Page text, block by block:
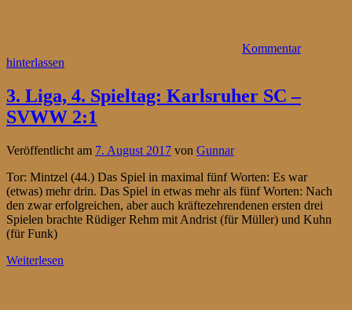
Kommentar
hinterlassen
3. Liga, 4. Spieltag: Karlsruher SC –
SVWW 2:1
Veröffentlicht am 7. August 2017 von Gunnar
Tor: Mintzel (44.) Das Spiel in maximal fünf Worten: Es war
(etwas) mehr drin. Das Spiel in etwas mehr als fünf Worten: Nach
den zwar erfolgreichen, aber auch kräftezehrendenen ersten drei
Spielen brachte Rüdiger Rehm mit Andrist (für Müller) und Kuhn
(für Funk)
Weiterlesen